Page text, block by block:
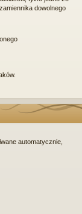
dowolnego
automatycznie,